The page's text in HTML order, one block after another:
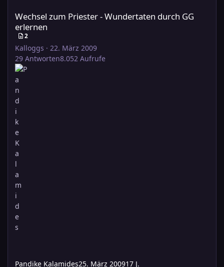
Wechsel zum Priester - Wundertaten durch GG
erlernen
2
Kalloggs · 22. März 2009
29 Antworten8.052 Aufrufe
Pandike Kalamides25. März 200917 J.